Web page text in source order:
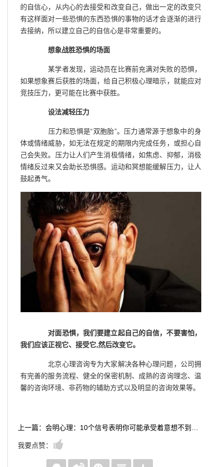
的自信心，从内心的去接受和改变自己，做出一定的改变只
有这样面对一些恐惧的东西恐惧的事物的话才会逐渐的进行
去接纳，所以建立自己的自信心是非常重要的。
想象战胜恐惧的场面
某学者发现，运动员在比赛前充满对失败的恐惧，
如果想象赛后获胜的场面，给自己积极心理暗示，就能应对
竞技压力，更可能在比赛中获胜。
设法减轻压力
压力和恐惧是“双胞胎”。压力通常源于想象中的身
体或情绪威胁，如无法在规定的期限内完成任务，或担心自
己会失败。压力让人们产生消极情绪，如焦虑、抑郁，消极
情绪反过来又会助长恐惧感。运动和冥想能缓解压力，让人
鼓起勇气。
对面恐惧，我们要建立起自己的自信，不要害怕，
我们应该正视它、接受它,然后改变它。
北京心理咨询专为大家解决各种心理问题，公司拥
有完善的服务流程、健全的保密机制、成熟的咨询理念、温
馨的咨询环境、非药物的辅助方式以及明显的咨询效果等。
我要点赞：